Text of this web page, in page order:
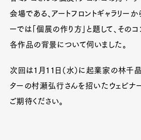
会場である、アートフロントギャラリー
ーでは「個展の作り方」と題して、そのコ
各作品の背景について伺いました。
次回は1月11日（水）に起業家の林千晶
ターの村瀬弘行さんを招いたウェビナ
ご期待ください。